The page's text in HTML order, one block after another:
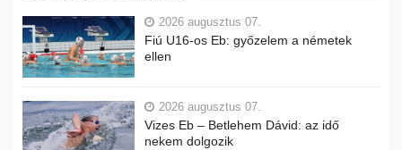
2026 augusztus 07.
Fiú U16-os Eb: győzelem a németek
ellen
2026 augusztus 07.
Vizes Eb – Betlehem Dávid: az idő
nekem dolgozik